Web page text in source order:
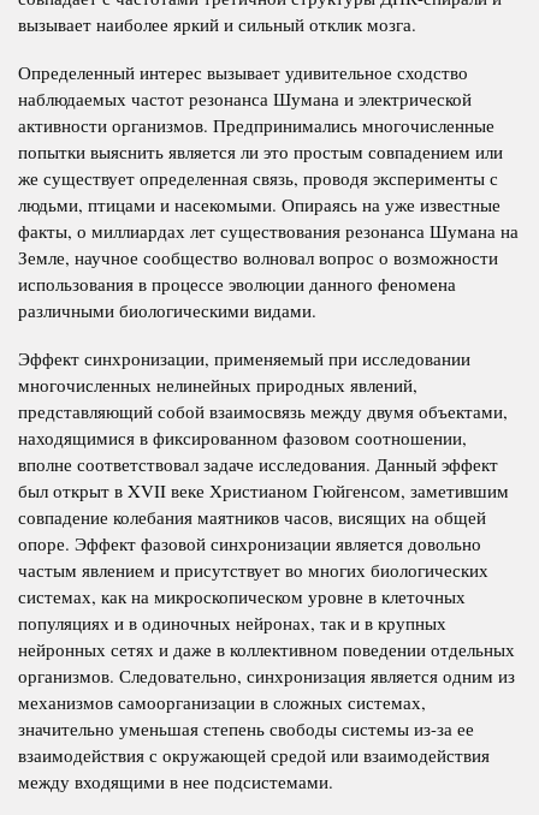
вызывает наиболее яркий и сильный отклик мозга.
Определенный интерес вызывает удивительное сходство
наблюдаемых частот резонанса Шумана и электрической
активности организмов. Предпринимались многочисленные
попытки выяснить является ли это простым совпадением или
же существует определенная связь, проводя эксперименты с
людьми, птицами и насекомыми. Опираясь на уже известные
факты, о миллиардах лет существования резонанса Шумана на
Земле, научное сообщество волновал вопрос о возможности
использования в процессе эволюции данного феномена
различными биологическими видами.
Эффект синхронизации, применяемый при исследовании
многочисленных нелинейных природных явлений,
представляющий собой взаимосвязь между двумя объектами,
находящимися в фиксированном фазовом соотношении,
вполне соответствовал задаче исследования. Данный эффект
был открыт в XVII веке Христианом Гюйгенсом, заметившим
совпадение колебания маятников часов, висящих на общей
опоре. Эффект фазовой синхронизации является довольно
частым явлением и присутствует во многих биологических
системах, как на микроскопическом уровне в клеточных
популяциях и в одиночных нейронах, так и в крупных
нейронных сетях и даже в коллективном поведении отдельных
организмов. Следовательно, синхронизация является одним из
механизмов самоорганизации в сложных системах,
значительно уменьшая степень свободы системы из-за ее
взаимодействия с окружающей средой или взаимодействия
между входящими в нее подсистемами.